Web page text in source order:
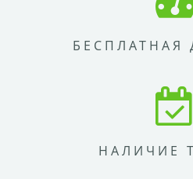
БЕСПЛАТНАЯ
НАЛИЧИЕ